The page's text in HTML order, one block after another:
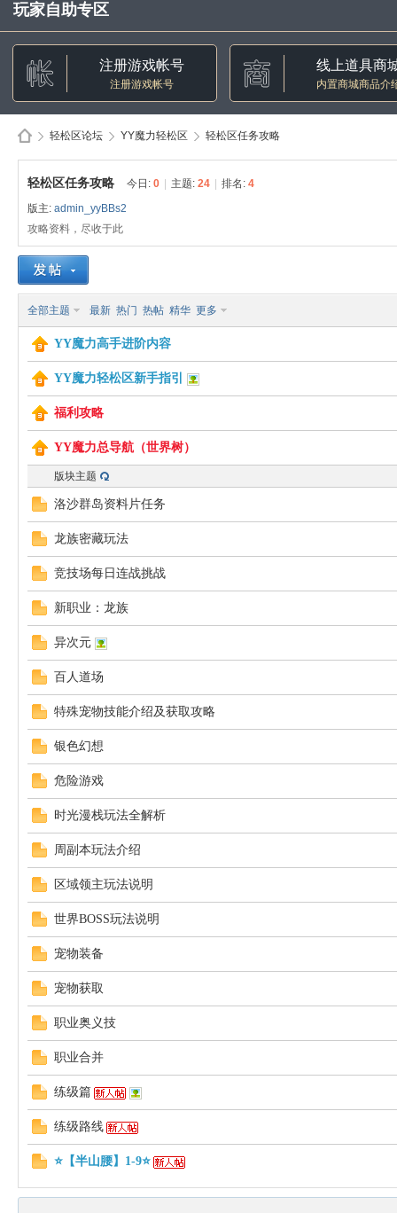
玩家自助专区
注册游戏帐号
注册游戏帐号
线上道具商
内置商城商品介
Di »
轻松区论坛
›
YY魔力轻松区 轻松区任务攻略
轻松区任务攻略 今日: 0 主题: 24 排名: 4
版主: admin_yyBBs2
攻略资料，尽收于此
全部主题 最新 热门 热帖 精华 更多
YY魔力高手进阶内容
YY魔力轻松区新手指引
福利攻略
YY魔力总导航（世界树）
版块主题
洛沙群岛资料片任务
龙族密藏玩法
竞技场每日连战挑战
新职业：龙族
异次元
百人道场
特殊宠物技能介绍及获取攻略
银色幻想
危险游戏
时光漫栈玩法全解析
周副本玩法介绍
区域领主玩法说明
世界BOSS玩法说明
宠物装备
宠物获取
职业奥义技
职业合并
练级篇
练级路线
⭐【半山腰】1-9⭐